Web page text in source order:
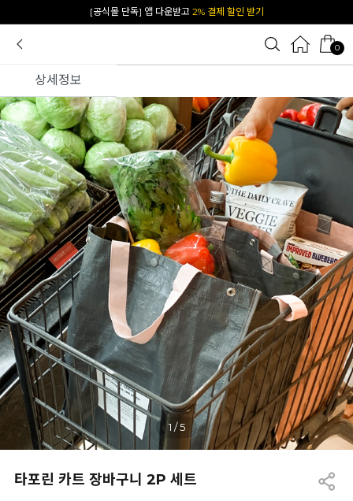
카카오 플친 추가하면1천원 즉시 할인 쿠폰
0
상세정보
1 /5
타포린 카트 장바구니 2P 세트